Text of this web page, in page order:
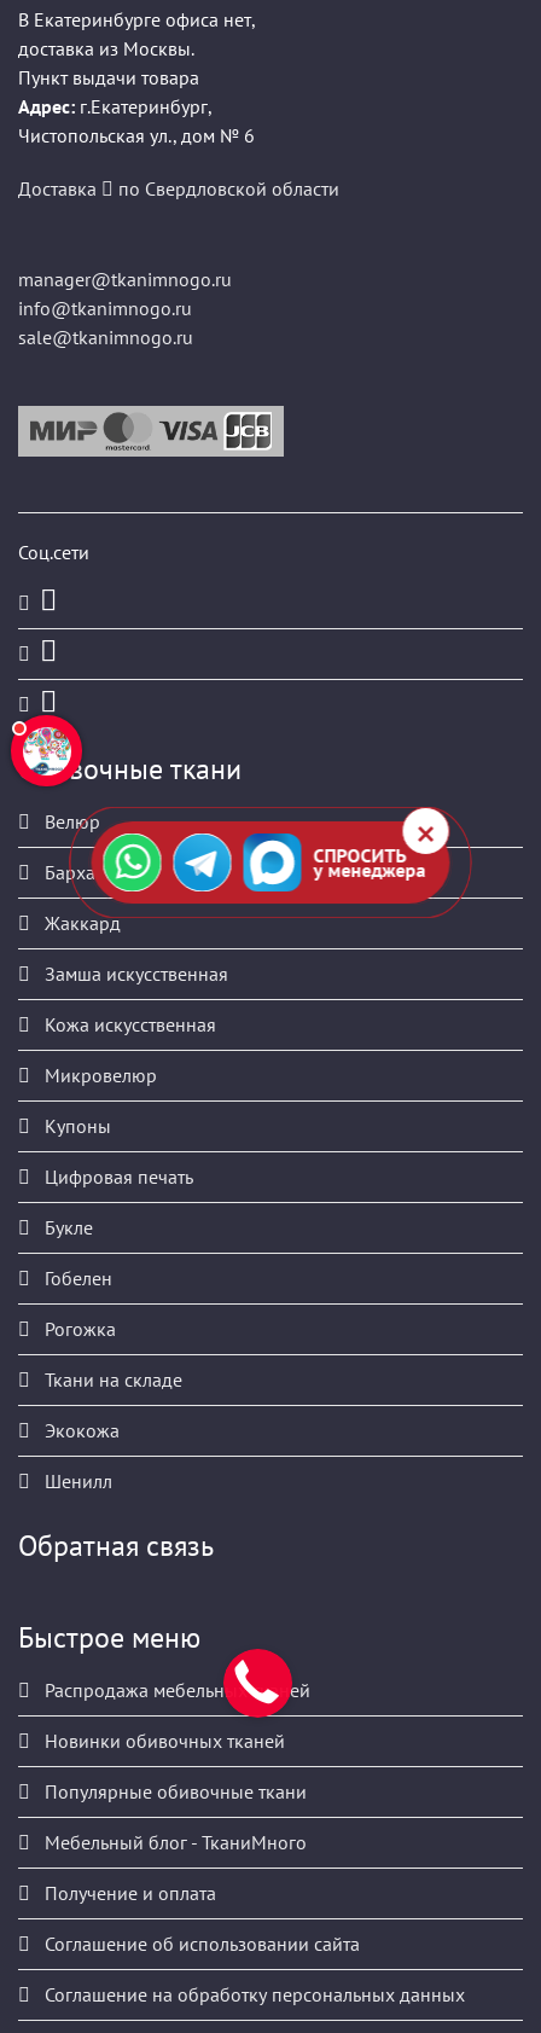
СПРОСИТЬ
у менеджера
В Екатеринбурге офиса нет,
доставка из Москвы.
Пункт выдачи товара
Адрес: г.Екатеринбург,
Чистопольская ул., дом № 6
Доставка по Свердловской области
manager@tkanimnogo.ru
info@tkanimnogo.ru
sale@tkanimnogo.ru
Соц.сети
Обивочные ткани
Велюр
Бархат
Жаккард
Замша искусственная
Кожа искусственная
Микровелюр
Купоны
Цифровая печать
Букле
Гобелен
Рогожка
Ткани на складе
Экокожа
Шенилл
Обратная связь
Быстрое меню
Распродажа мебельных тканей
Новинки обивочных тканей
Популярные обивочные ткани
Мебельный блог - ТканиМного
Получение и оплата
Соглашение об использовании сайта
Соглашение на обработку персональных данных